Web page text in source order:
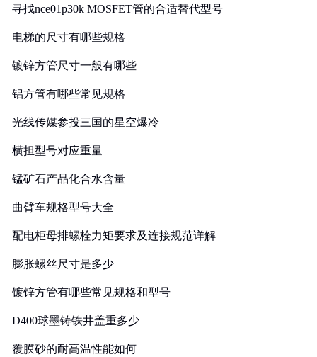
寻找nce01p30k MOSFET管的合适替代型号
电梯的尺寸有哪些规格
镀锌方管尺寸一般有哪些
铝方管有哪些常见规格
光线传媒参投三国的星空爆冷
横担型号对应重量
锰矿石产品化合水含量
曲臂车规格型号大全
配电柜母排螺栓力矩要求及连接规范详解
膨胀螺丝尺寸是多少
镀锌方管有哪些常见规格和型号
D400球墨铸铁井盖重多少
覆膜砂的耐高温性能如何